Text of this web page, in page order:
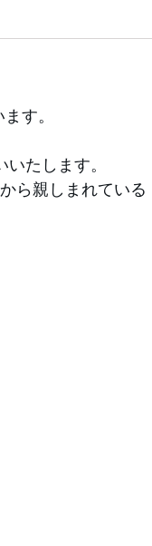
す。
たします。
ら親しまれている